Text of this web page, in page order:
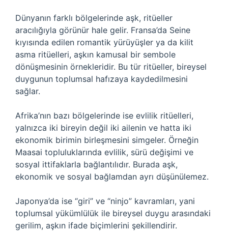
Dünyanın farklı bölgelerinde aşk, ritüeller
aracılığıyla görünür hale gelir. Fransa’da Seine
kıyısında edilen romantik yürüyüşler ya da kilit
asma ritüelleri, aşkın kamusal bir sembole
dönüşmesinin örnekleridir. Bu tür ritüeller, bireysel
duygunun toplumsal hafızaya kaydedilmesini
sağlar.
Afrika’nın bazı bölgelerinde ise evlilik ritüelleri,
yalnızca iki bireyin değil iki ailenin ve hatta iki
ekonomik birimin birleşmesini simgeler. Örneğin
Maasai topluluklarında evlilik, sürü değişimi ve
sosyal ittifaklarla bağlantılıdır. Burada aşk,
ekonomik ve sosyal bağlamdan ayrı düşünülemez.
Japonya’da ise “giri” ve “ninjo” kavramları, yani
toplumsal yükümlülük ile bireysel duygu arasındaki
gerilim, aşkın ifade biçimlerini şekillendirir.